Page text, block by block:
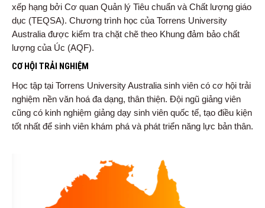
xếp hạng bởi Cơ quan Quản lý Tiêu chuẩn và Chất lượng giáo
dục (TEQSA). Chương trình học của Torrens University
Australia được kiểm tra chặt chẽ theo Khung đảm bảo chất
lượng của Úc (AQF).
CƠ HỘI TRẢI NGHIỆM
Học tập tại Torrens University Australia sinh viên có cơ hội trải
nghiệm nền văn hoá đa dạng, thân thiện. Đội ngũ giảng viên
cũng có kinh nghiệm giảng dạy sinh viên quốc tế, tạo điều kiện
tốt nhất để sinh viên khám phá và phát triển năng lực bản thân.